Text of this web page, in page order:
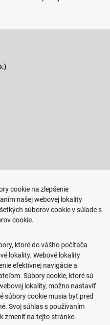
cookie na zlepšenie
našej webovej lokality
súborov cookie v súlade s
cookie.
ktoré do vášho počítača
lokality. Webové lokality
efektívnej navigácie a
Súbory cookie, ktoré sú
lokality, možno nastaviť
súbory cookie musia byť pred
Svoj súhlas s používaním
zmeniť na tejto stránke.